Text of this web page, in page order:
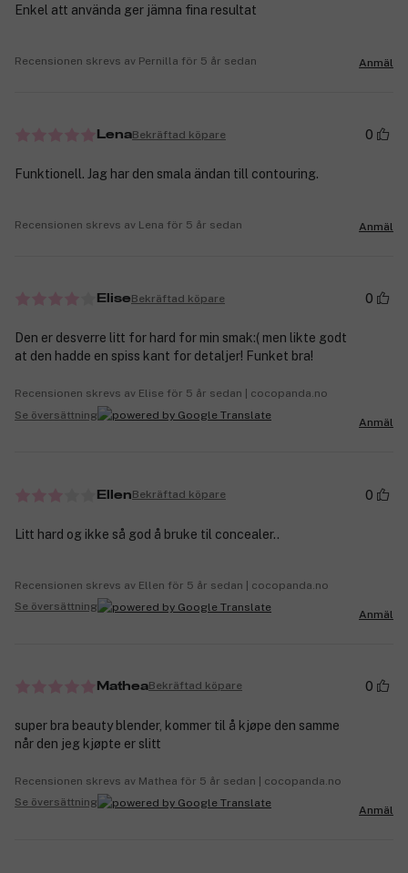
Enkel att använda ger jämna fina resultat
Recensionen skrevs av Pernilla för 5 år sedan Anmäl
LenaBekräftad köpare 0
Funktionell. Jag har den smala ändan till contouring.
Recensionen skrevs av Lena för 5 år sedan Anmäl
EliseBekräftad köpare 0
Den er desverre litt for hard for min smak:( men likte godt
at den hadde en spiss kant for detaljer! Funket bra!
Recensionen skrevs av Elise för 5 år sedan | cocopanda.no
Se översättning
Anmäl
EllenBekräftad köpare 0
Litt hard og ikke så god å bruke til concealer..
Recensionen skrevs av Ellen för 5 år sedan | cocopanda.no
Se översättning
Anmäl
MatheaBekräftad köpare 0
super bra beauty blender, kommer til å kjøpe den samme
når den jeg kjøpte er slitt
Recensionen skrevs av Mathea för 5 år sedan | cocopanda.no
Se översättning
Anmäl